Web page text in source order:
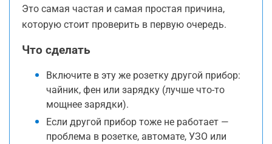
Это самая частая и самая простая причина,
которую стоит проверить в первую очередь.
Что сделать
Включите в эту же розетку другой прибор:
чайник, фен или зарядку (лучше что-то
мощнее зарядки).
Если другой прибор тоже не работает —
проблема в розетке, автомате, УЗО или